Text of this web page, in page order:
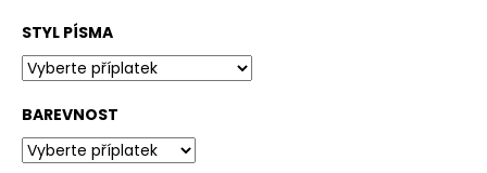
STYL PÍSMA
BAREVNOST